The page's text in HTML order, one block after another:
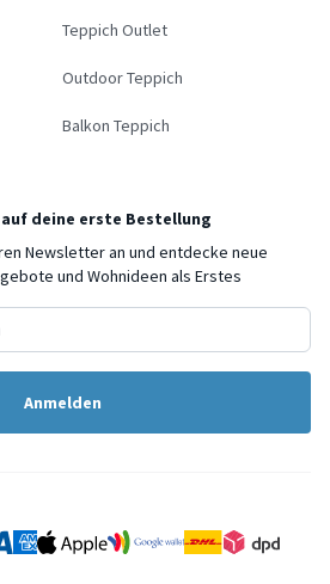
Teppich Outlet
Outdoor Teppich
Balkon Teppich
deine erste Bestellung
Newsletter an und entdecke neue
und Wohnideen als Erstes
Anmelden